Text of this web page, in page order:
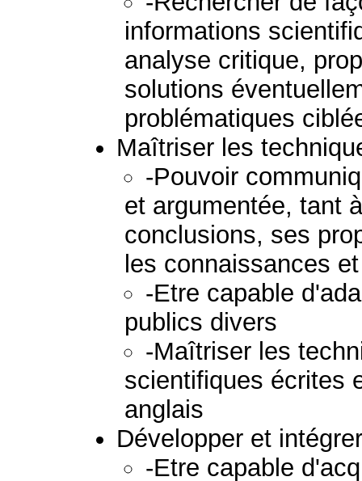
informations
analyse critique,
solutions
problématiques
Maîtriser les
-Pouvoir
et argumentée, tant
conclusions, ses
les connaissances
-Etre capable
publics divers
-Maîtriser les
scientifiques écrites
anglais
Développer et
-Etre capable